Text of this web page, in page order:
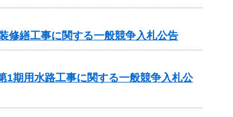
修繕工事に関する一般競争入札公告
期用水路工事に関する一般競争入札公